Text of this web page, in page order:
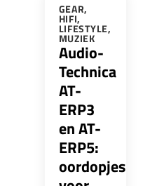
GEAR,
HIFI,
LIFESTYLE,
MUZIEK
Audio-
Technica
AT-
ERP3
en AT-
ERP5:
oordopjes